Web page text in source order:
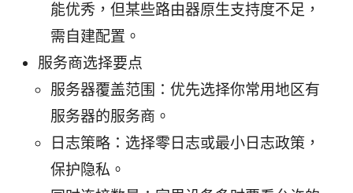
能优秀，但某些路由器原生支持度不足，
需自建配置。
服务商选择要点
服务器覆盖范围：优先选择你常用地区有
服务器的服务商。
日志策略：选择零日志或最小日志政策，
保护隐私。